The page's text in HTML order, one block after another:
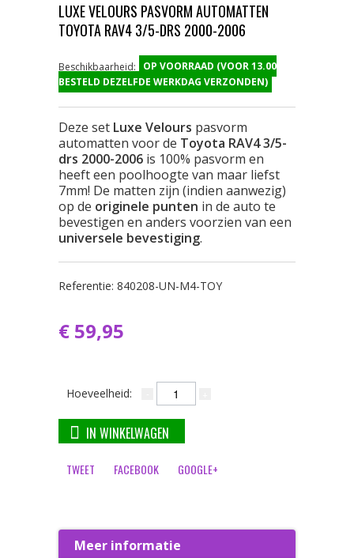
LUXE VELOURS PASVORM AUTOMATTEN
TOYOTA RAV4 3/5-DRS 2000-2006
Beschikbaarheid:
OP VOORRAAD (VOOR 13.00
BESTELD DEZELFDE WERKDAG VERZONDEN)
Deze set Luxe Velours pasvorm
automatten voor de Toyota RAV4 3/5-
drs 2000-2006 is 100% pasvorm en
heeft een poolhoogte van maar liefst
7mm! De matten zijn (indien aanwezig)
op de originele punten in de auto te
bevestigen en anders voorzien van een
universele bevestiging.
Referentie: 840208-UN-M4-TOY
€ 59,95
Hoeveelheid:
IN WINKELWAGEN
TWEET FACEBOOK GOOGLE+
Meer informatie